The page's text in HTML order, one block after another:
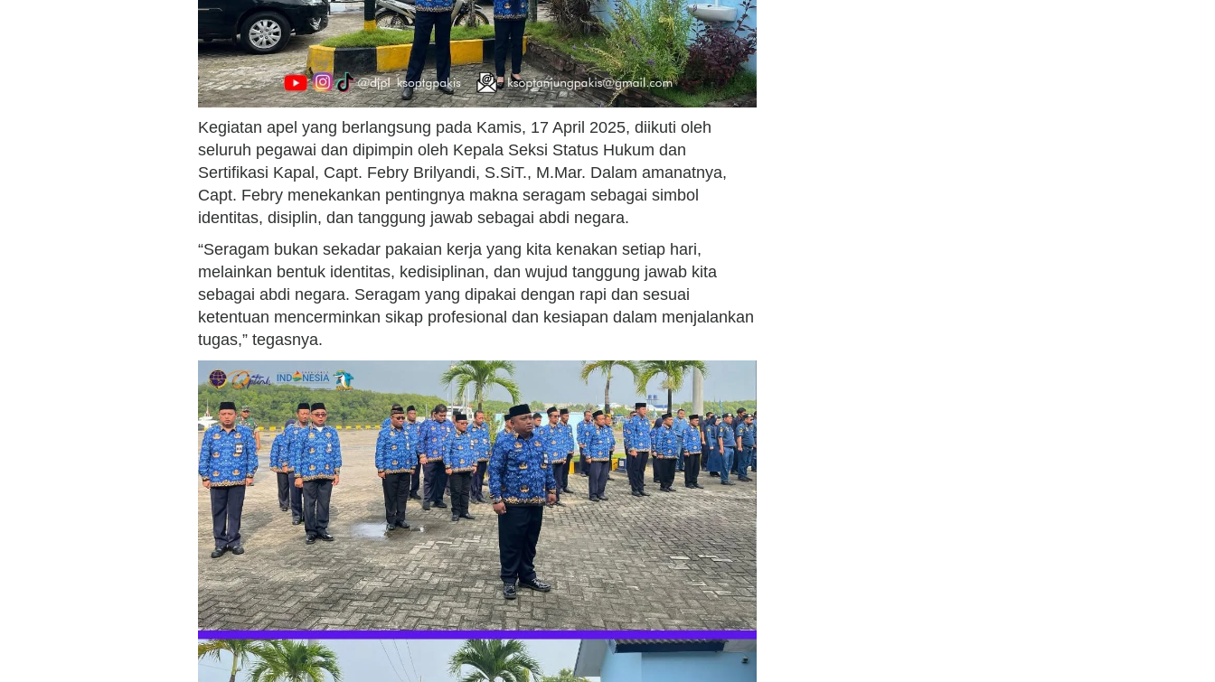
Kegiatan apel yang berlangsung pada Kamis, 17 April 2025, diikuti oleh
seluruh pegawai dan dipimpin oleh Kepala Seksi Status Hukum dan
Sertifikasi Kapal, Capt. Febry Brilyandi, S.SiT., M.Mar. Dalam amanatnya,
Capt. Febry menekankan pentingnya makna seragam sebagai simbol
identitas, disiplin, dan tanggung jawab sebagai abdi negara.
“Seragam bukan sekadar pakaian kerja yang kita kenakan setiap hari,
melainkan bentuk identitas, kedisiplinan, dan wujud tanggung jawab kita
sebagai abdi negara. Seragam yang dipakai dengan rapi dan sesuai
ketentuan mencerminkan sikap profesional dan kesiapan dalam menjalankan
tugas,” tegasnya.